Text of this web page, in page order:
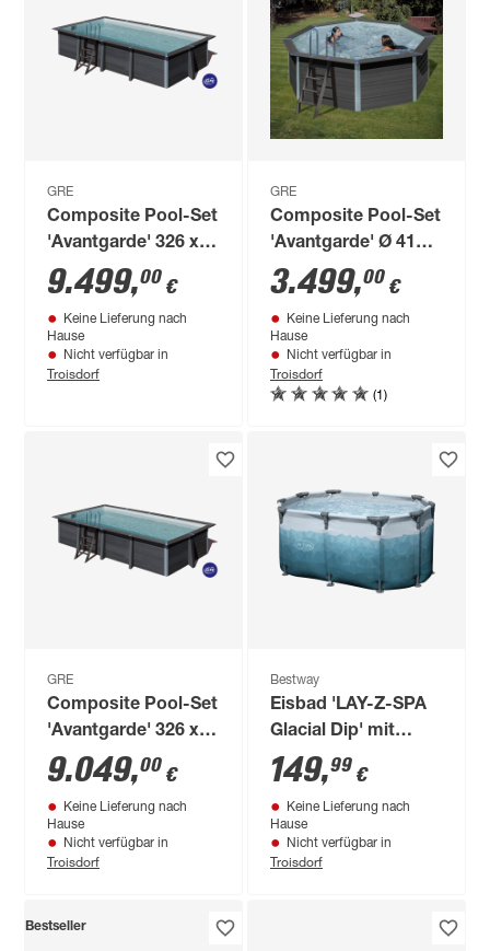
GRE
Composite Pool-Set
'Avantgarde' 326 x
124 x 606 cm mit
Sandfilter und
Trittleiter
9.499,00 €
Keine Lieferung nach
Hause
Nicht verfügbar in
Troisdorf
GRE
Composite Pool-Set
'Avantgarde' Ø 410 x
124 cm mit
Sandfilter und
Trittleiter
3.499,00 €
Keine Lieferung nach
Hause
Nicht verfügbar in
Troisdorf
(1)
GRE
Composite Pool-Set
'Avantgarde' 326 x
124 x 606 cm mit
Sandfilter und
Trittleiter
9.049,00 €
Keine Lieferung nach
Hause
Nicht verfügbar in
Troisdorf
Bestway
Eisbad 'LAY-Z-SPA
Glacial Dip' mit
Filterpumpe 150 x 90
x 65 cm oval
149,99 €
Keine Lieferung nach
Hause
Nicht verfügbar in
Troisdorf
Bestseller